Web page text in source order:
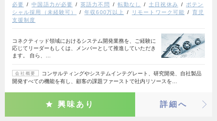
必要
中国語力が必要 英語力不問 転勤なし 土日祝休み
ポテン
シャル採用（未経験可）
年収600万以上 リモートワーク可能
育児
支援制度
コネクティッド領域におけるシステム開発業務を、ご経験に
応じてリーダーもしくは、メンバーとして推進していただき
ます。 自ら、…
会社概要
コンサルティングやシステムインテグレート、研究開発、自社製品
開発すべての機能を有し、顧客の課題ファーストで社内リソースを…
興味あり 詳細へ